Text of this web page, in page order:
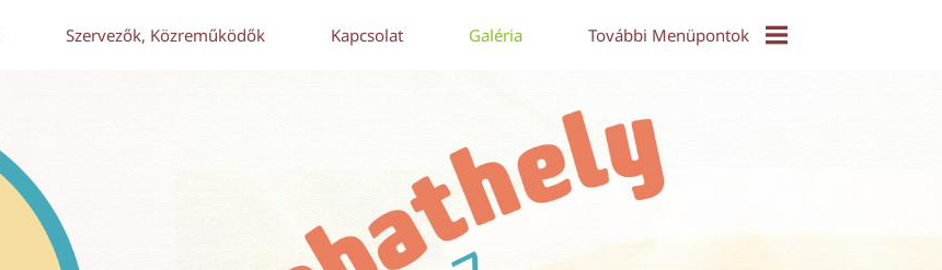
Szervezők, Közreműködők Kapcsolat Galéria További Menüpontok
Közös Táncház - Video